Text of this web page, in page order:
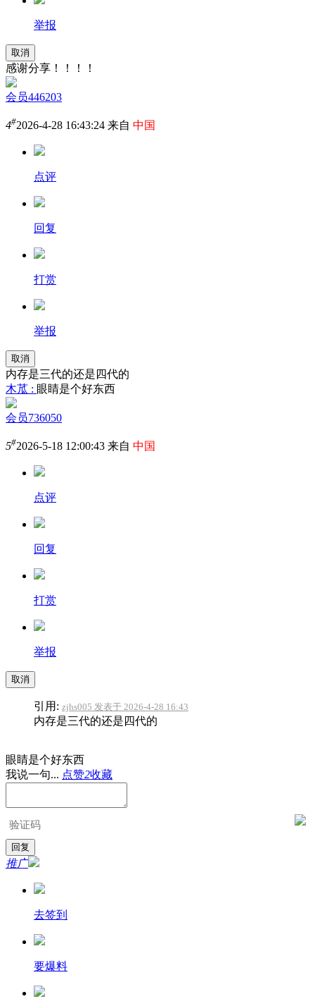
举报
取消
感谢分享！！！！
会员446203
4#2026-4-28 16:43:24 来自 中国
点评
回复
打赏
举报
取消
内存是三代的还是四代的
木苽 : 眼睛是个好东西
会员736050
5#2026-5-18 12:00:43 来自 中国
点评
回复
打赏
举报
取消
引用: zjhs005 发表于 2026-4-28 16:43
内存是三代的还是四代的
眼睛是个好东西
我说一句... 点赞2收藏
推广
去签到
要爆料